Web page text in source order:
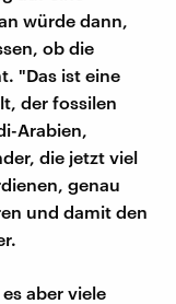
würde dann,
ob die
"Das ist eine
der fossilen
Arabien,
die jetzt viel
genau
und damit den
aber viele